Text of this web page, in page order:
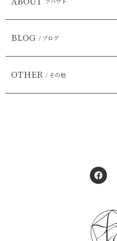
BLOG / ブログ
OTHER / その他